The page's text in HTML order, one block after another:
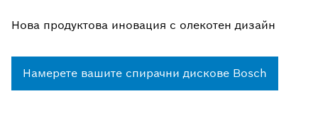
Нова продуктова иновация с олекотен дизайн
Намерете вашите спирачни дискове Bosch